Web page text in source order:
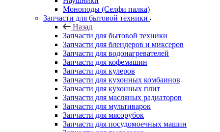
Запчасти для водонагревателей
Запчасти для кофемашин
Запчасти для кулеров
Запчасти для кухонных комбаинов
Запчасти для кухонных плит
Запчасти для масляных радиаторов
Запчасти для мультиварок
Запчасти для мясорубок
Запчасти для посудомоечных машин
Запчасти для пылесосов
Запчасти для микроволновок (СВЧ)
Запчасти для стиральных машин
Запчасти для хлебопечек
Запчасти для холодильников
Инструмент для холодильщиков